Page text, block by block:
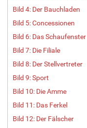
Bild 4: Der Bauchladen
Bild 5: Concessionen
Bild 6: Das Schaufenster
Bild 7: Die Filiale
Bild 8: Der Stellvertreter
Bild 9: Sport
Bild 10: Die Amme
Bild 11: Das Ferkel
Bild 12: Der Fälscher